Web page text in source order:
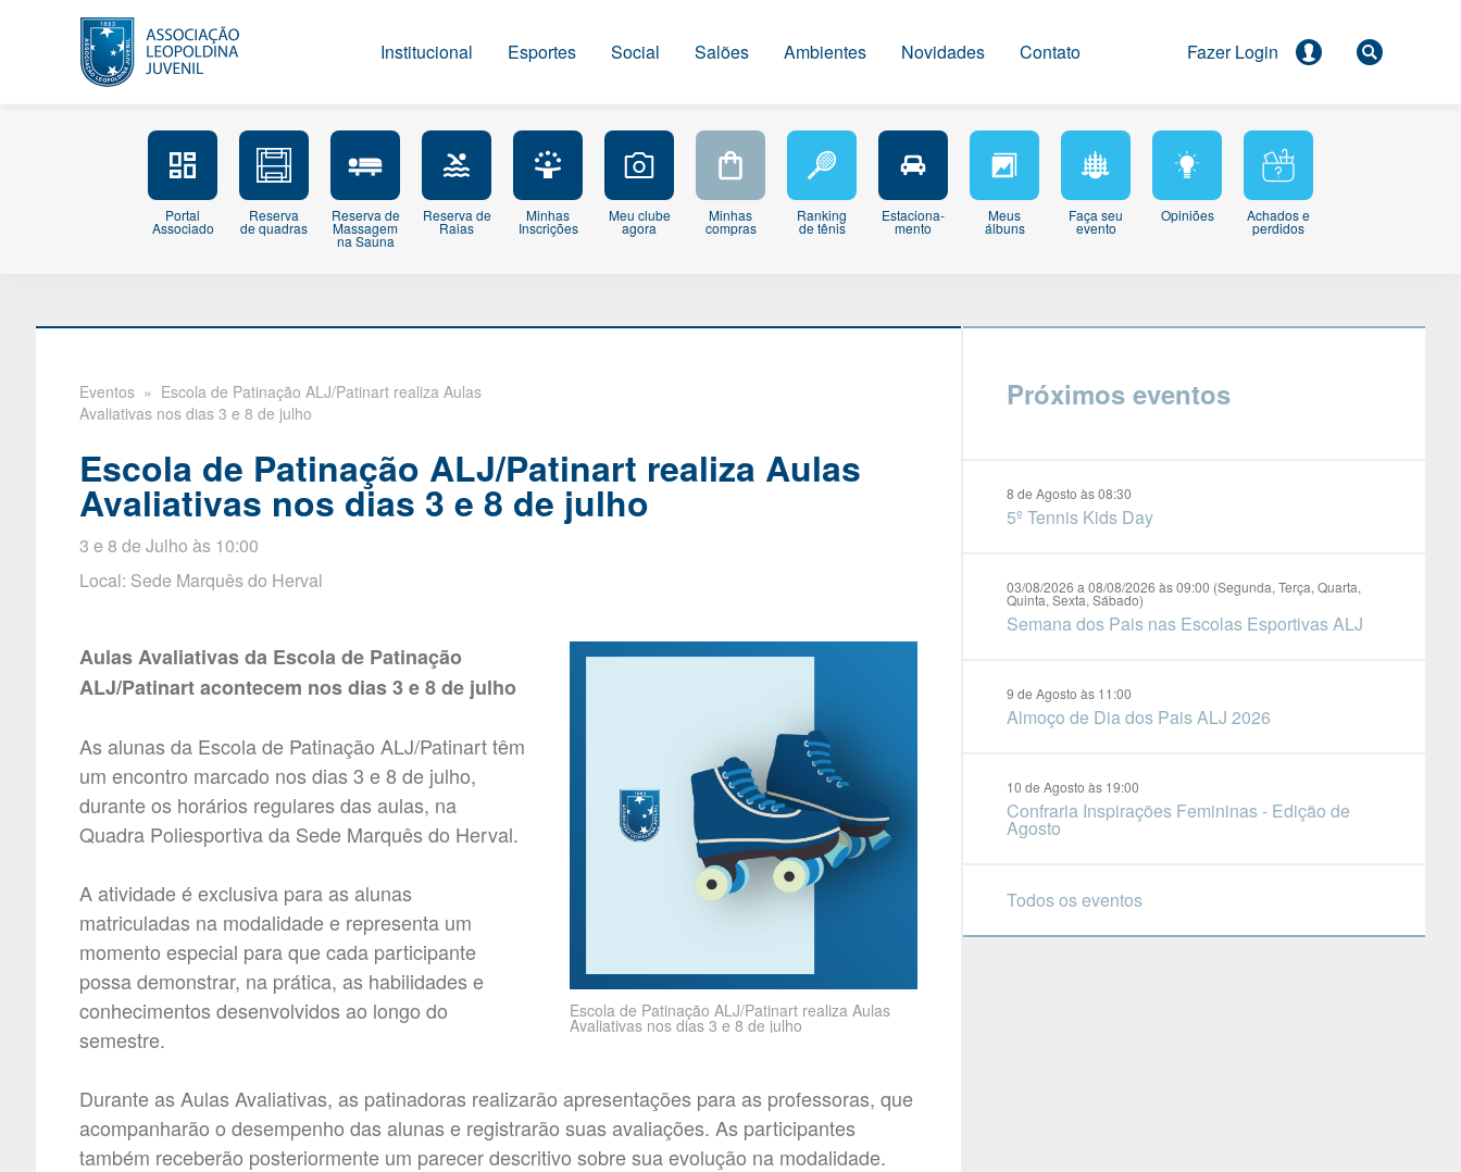
Institucional Esportes Social Salões Ambientes Novidades Contato
Portal
Associado
Reserva
de quadras
Reserva de
Massagem
na Sauna
Reserva de
Raias
Minhas
Inscrições
Meu clube
agora
Minhas
compras
Ranking
de tênis
Estaciona-
mento
Meus
álbuns
Faça seu
evento
Opiniões Achados e
perdidos
Eventos » Escola de Patinação ALJ/Patinart realiza Aulas
Avaliativas nos dias 3 e 8 de julho
Escola de Patinação ALJ/Patinart realiza Aulas
Avaliativas nos dias 3 e 8 de julho
3 e 8 de Julho às 10:00
Local: Sede Marquês do Herval
Escola de Patinação ALJ/Patinart realiza Aulas
Avaliativas nos dias 3 e 8 de julho
Aulas Avaliativas da Escola de Patinação
ALJ/Patinart acontecem nos dias 3 e 8 de julho
As alunas da Escola de Patinação ALJ/Patinart têm
um encontro marcado nos dias 3 e 8 de julho,
durante os horários regulares das aulas, na
Quadra Poliesportiva da Sede Marquês do Herval.
A atividade é exclusiva para as alunas
matriculadas na modalidade e representa um
momento especial para que cada participante
possa demonstrar, na prática, as habilidades e
conhecimentos desenvolvidos ao longo do
semestre.
Durante as Aulas Avaliativas, as patinadoras realizarão apresentações para as professoras, que
acompanharão o desempenho das alunas e registrarão suas avaliações. As participantes
também receberão posteriormente um parecer descritivo sobre sua evolução na modalidade.
Próximos eventos
8 de Agosto às 08:30
5º Tennis Kids Day
03/08/2026 a 08/08/2026 às 09:00 (Segunda, Terça, Quarta,
Quinta, Sexta, Sábado)
Semana dos Pais nas Escolas Esportivas ALJ
9 de Agosto às 11:00
Almoço de Dia dos Pais ALJ 2026
10 de Agosto às 19:00
Confraria Inspirações Femininas - Edição de
Agosto
Todos os eventos